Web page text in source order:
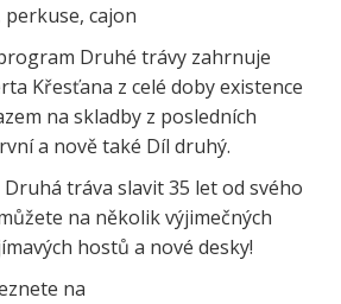
cajon
Druhé trávy zahrnuje
Křesťana z celé doby existence
na skladby z posledních
a nově také Díl druhý.
tráva slavit 35 let od svého
na několik výjimečných
hostů a nové desky!
na